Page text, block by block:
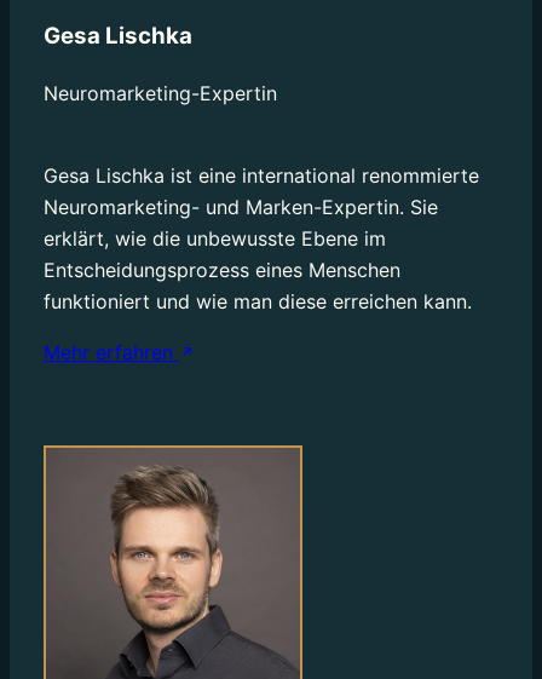
Gesa Lischka
Neuromarketing-Expertin
Gesa Lischka ist eine international renommierte
Neuromarketing- und Marken-Expertin. Sie
erklärt, wie die unbewusste Ebene im
Entscheidungsprozess eines Menschen
Mehr erfahren